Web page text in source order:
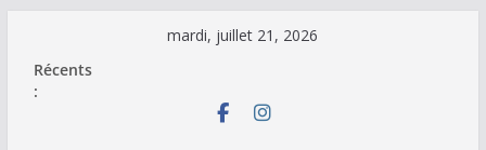
contenu
mardi, juillet 21, 2026
Récents
: